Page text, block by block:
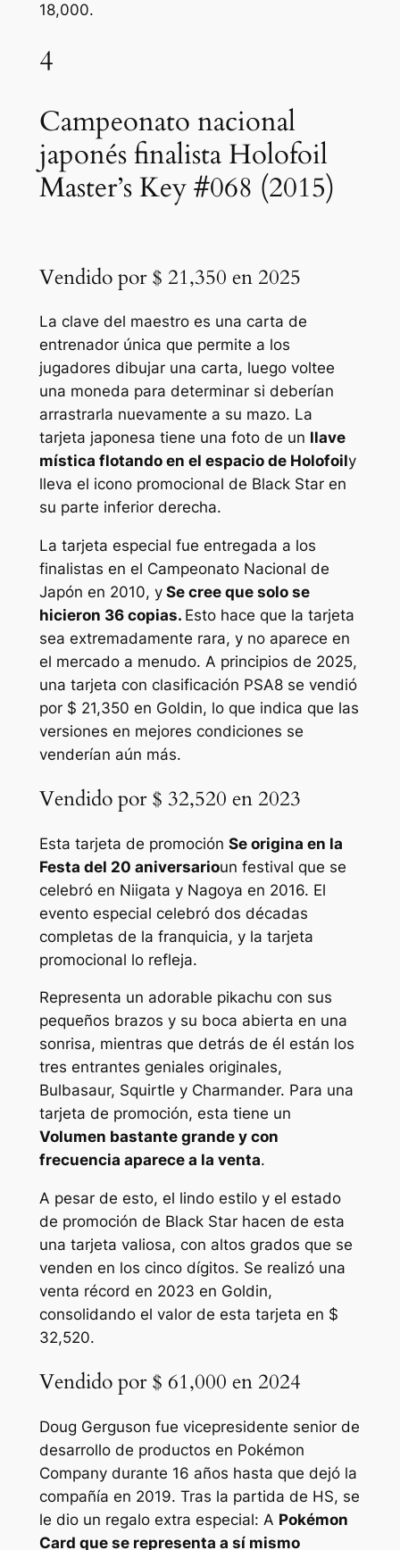
18,000.
4
Campeonato nacional
japonés finalista Holofoil
Master’s Key #068 (2015)
Vendido por $ 21,350 en 2025
La clave del maestro es una carta de
entrenador única que permite a los
jugadores dibujar una carta, luego voltee
una moneda para determinar si deberían
arrastrarla nuevamente a su mazo. La
tarjeta japonesa tiene una foto de un llave
mística flotando en el espacio de Holofoily
lleva el icono promocional de Black Star en
su parte inferior derecha.
La tarjeta especial fue entregada a los
finalistas en el Campeonato Nacional de
Japón en 2010, ySe cree que solo se
hicieron 36 copias. Esto hace que la tarjeta
sea extremadamente rara, y no aparece en
el mercado a menudo. A principios de 2025,
una tarjeta con clasificación PSA8 se vendió
por $ 21,350 en Goldin, lo que indica que las
versiones en mejores condiciones se
venderían aún más.
Vendido por $ 32,520 en 2023
Esta tarjeta de promoción Se origina en la
Festa del 20 aniversarioun festival que se
celebró en Niigata y Nagoya en 2016. El
evento especial celebró dos décadas
completas de la franquicia, y la tarjeta
promocional lo refleja.
Representa un adorable pikachu con sus
pequeños brazos y su boca abierta en una
sonrisa, mientras que detrás de él están los
tres entrantes geniales originales,
Bulbasaur, Squirtle y Charmander. Para una
tarjeta de promoción, esta tiene un
Volumen bastante grande y con
frecuencia aparece a la venta.
A pesar de esto, el lindo estilo y el estado
de promoción de Black Star hacen de esta
una tarjeta valiosa, con altos grados que se
venden en los cinco dígitos. Se realizó una
venta récord en 2023 en Goldin,
consolidando el valor de esta tarjeta en $
32,520.
Vendido por $ 61,000 en 2024
Doug Gerguson fue vicepresidente senior de
desarrollo de productos en Pokémon
Company durante 16 años hasta que dejó la
compañía en 2019. Tras la partida de HS, se
le dio un regalo extra especial: A Pokémon
Card que se representa a sí mismo